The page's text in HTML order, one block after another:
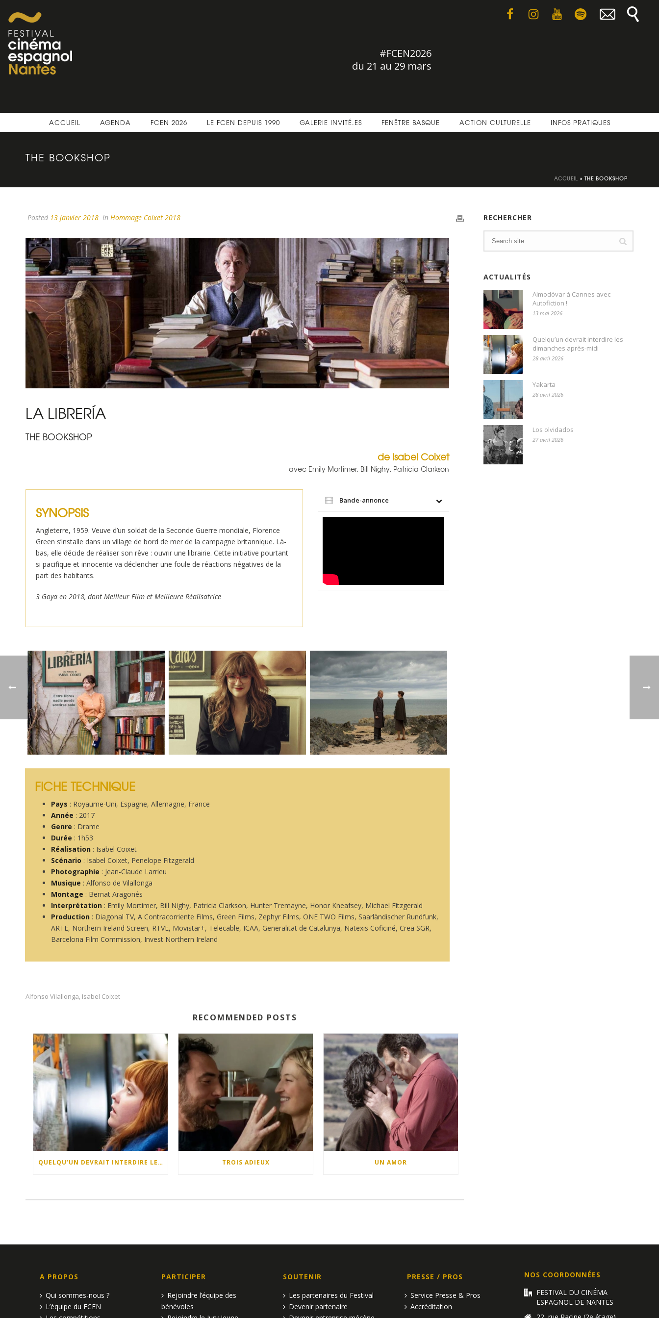
#FCEN2026
du 21 au 29 mars
ACCUEIL AGENDA FCEN 2026 LE FCEN DEPUIS 1990 GALERIE INVITÉ.ES FENÊTRE BASQUE ACTION CULTURELLE INFOS PRATIQUES
THE BOOKSHOP
ACCUEIL » THE BOOKSHOP
Posted 13 janvier 2018 In Hommage Coixet 2018
LA LIBRERÍA
THE BOOKSHOP
de Isabel Coixet
avec Emily Mortimer, Bill Nighy, Patricia Clarkson
SYNOPSIS
Angleterre, 1959. Veuve d’un soldat de la Seconde Guerre mondiale, Florence
Green s’installe dans un village de bord de mer de la campagne britannique. Là-
bas, elle décide de réaliser son rêve : ouvrir une librairie. Cette initiative pourtant
si pacifique et innocente va déclencher une foule de réactions négatives de la
part des habitants.
3 Goya en 2018, dont Meilleur Film et Meilleure Réalisatrice
Bande-annonce
FICHE TECHNIQUE
Pays : Royaume-Uni, Espagne, Allemagne, France
Année : 2017
Genre : Drame
Durée : 1h53
Réalisation: Isabel Coixet
Scénario : Isabel Coixet, Penelope Fitzgerald
Photographie : Jean-Claude Larrieu
Musique : Alfonso de Vilallonga
Montage : Bernat Aragonés
Interprétation: Emily Mortimer, Bill Nighy, Patricia Clarkson, Hunter Tremayne, Honor Kneafsey, Michael Fitzgerald
Production: Diagonal TV, A Contracorriente Films, Green Films, Zephyr Films, ONE TWO Films, Saarländischer Rundfunk,
ARTE, Northern Ireland Screen, RTVE, Movistar+, Telecable, ICAA, Generalitat de Catalunya, Natexis Coficiné, Crea SGR,
Barcelona Film Commission, Invest Northern Ireland
Alfonso Vilallonga, Isabel Coixet
RECOMMENDED POSTS
QUELQU’UN DEVRAIT INTERDIRE LES DIMANCHES APRÈS-MIDI TROIS ADIEUX UN AMOR
RECHERCHER
ACTUALITÉS
Almodóvar à Cannes avec
Autofiction !
13 mai 2026
Quelqu’un devrait interdire les
dimanches après-midi
28 avril 2026
Yakarta
28 avril 2026
Los olvidados
27 avril 2026
A PROPOS
Qui sommes-nous ?
L’équipe du FCEN
PARTICIPER
Rejoindre l’équipe des
bénévoles
SOUTENIR
Les partenaires du Festival
Devenir partenaire
PRESSE / PROS
Service Presse & Pros
Accréditation
NOS COORDONNÉES
FESTIVAL DU CINÉMA
ESPAGNOL DE NANTES